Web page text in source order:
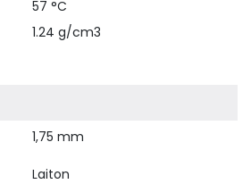
57 °C
1.24 g/cm3
1,75 mm
Laiton